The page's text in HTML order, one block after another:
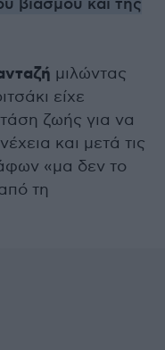
βιασμού και της
μιλώντας
είχε
ζωής για να
και μετά τις
«μα δεν το
τη